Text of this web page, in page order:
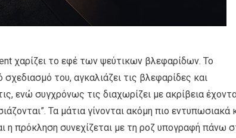
χαρίζει το εφέ των ψεύτικων βλεφαρίδων. Το
του, αγκαλιάζει τις βλεφαρίδες και
ενώ συγχρόνως τις διαχωρίζει με ακρίβεια
Τα μάτια γίνονται ακόμη πιο εντυπωσιακά
η πρόκληση συνεχίζεται με τη ροζ υπογραφή πάνω